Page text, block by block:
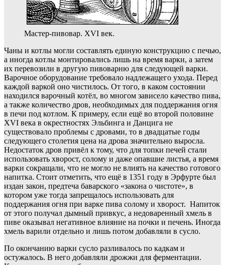
Мастер-пивовар. XVI век.
Чаны и котлы могли составлять единую конструкцию с печью,
а иногда котлы монтировались лишь на время варки, а затем
их перевозили в другую пивоварню для следующей варки.
Варочное оборудование требовало надлежащего ухода. Перед
каждой варкой оно чистилось. От того, в каком состоянии
находился варочный котёл, во многом зависело качество пива,
а также количество дров, необходимых для поддержания огня
в печи под котлом. К примеру, если ещё во второй половине
XVI века в окрестностях Эльбинга и Данцига не
существовало проблемы с дровами, то в двадцатые годы
следующего столетия цена на дрова значительно выросла.
Недостаток дров привёл к тому, что для топки печей стали
использовать хворост, солому и даже опавшие листья, а время
варки сокращали, что не могло не влиять на качество готового
напитка. Стоит отметить, что ещё в 1351 году в Эрфурте был
издан закон, предтеча баварского «закона о чистоте», в
котором уже тогда запрещалось использовать для
поддержания огня при варке пива солому и хворост. Напиток
от этого получал дымный привкус, а недоваренный хмель в
пиве оказывал негативное влияние на почки и печень. Иногда
хмель варили отдельно и лишь потом добавляли в сусло.
По окончанию варки сусло разливалось по кадкам и
остужалось. В него добавляли дрожжи для ферментации.